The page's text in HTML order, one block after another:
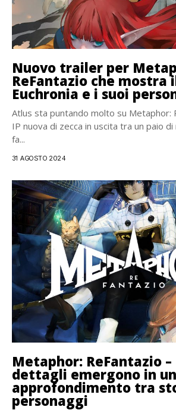
Nuovo trailer per
ReFantazio che mostra
Euchronia e i suoi
Atlus sta puntando molto su Metaphor:
IP nuova di zecca in uscita tra un paio
fa...
31 AGOSTO 2024
Metaphor: ReFantazio
dettagli emergono in
approfondimento tra
personaggi